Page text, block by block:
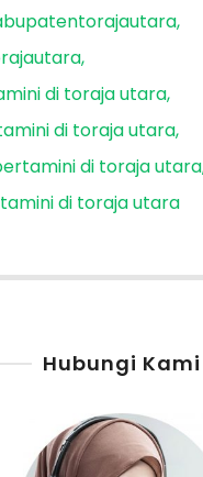
di toraja utara
di toraja utara
di toraja utara
di toraja utara
Hubungi Kami